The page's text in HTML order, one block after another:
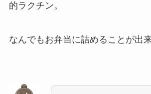
的ラクチン。
なんでもお弁当に詰めることが出来